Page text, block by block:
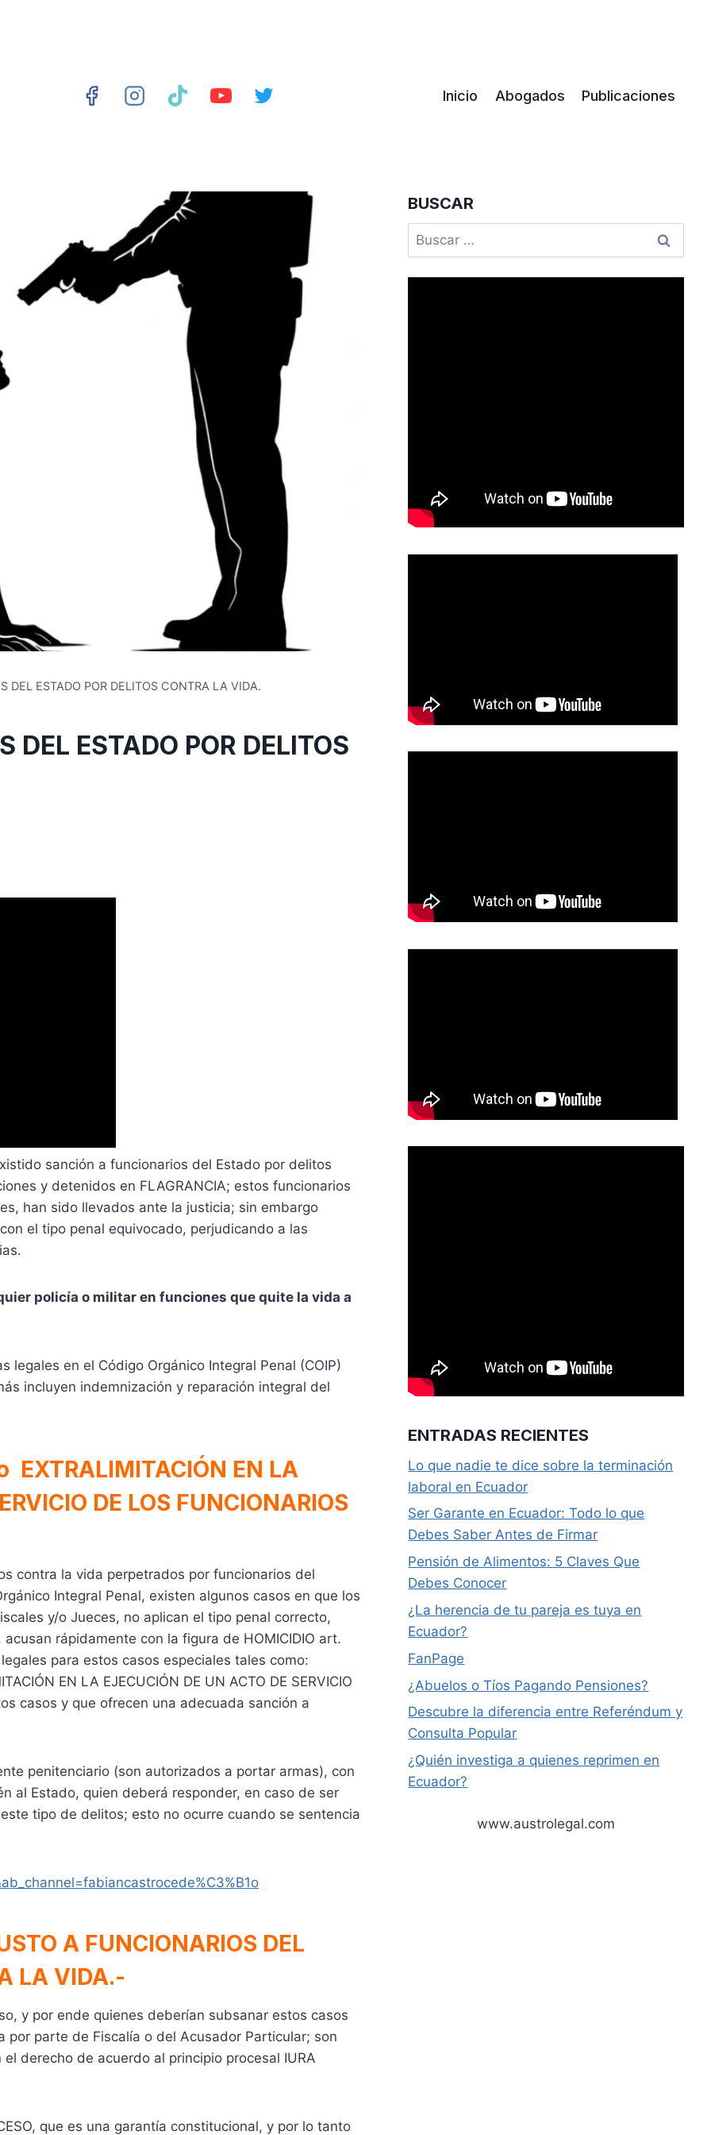
Inicio Abogados Publicaciones
DEL ESTADO POR DELITOS CONTRA LA VIDA.
DEL ESTADO POR DELITOS
sanción a funcionarios del Estado por delitos
y detenidos en FLAGRANCIA; estos funcionarios
han sido llevados ante la justicia; sin embargo
el tipo penal equivocado, perjudicando a las
policía o militar en funciones que quite la vida a
en el Código Orgánico Integral Penal (COIP)
incluyen indemnización y reparación integral del
EXTRALIMITACIÓN EN LA
DE LOS FUNCIONARIOS
contra la vida perpetrados por funcionarios del
Integral Penal, existen algunos casos en que los
y/o Jueces, no aplican el tipo penal correcto,
rápidamente con la figura de HOMICIDIO art.
para estos casos especiales tales como:
EN LA EJECUCIÓN DE UN ACTO DE SERVICIO
casos y que ofrecen una adecuada sanción a
penitenciario (son autorizados a portar armas), con
al Estado, quien deberá responder, en caso de ser
tipo de delitos; esto no ocurre cuando se sentencia
A FUNCIONARIOS DEL
LA VIDA.-
y por ende quienes deberían subsanar estos casos
parte de Fiscalía o del Acusador Particular; son
derecho de acuerdo al principio procesal IURA
que es una garantía constitucional, y por lo tanto
BUSCAR
Buscar:
ENTRADAS RECIENTES
Lo que nadie te dice sobre la terminación
laboral en Ecuador
Ser Garante en Ecuador: Todo lo que
Debes Saber Antes de Firmar
Pensión de Alimentos: 5 Claves Que
Debes Conocer
¿La herencia de tu pareja es tuya en
Ecuador?
FanPage
¿Abuelos o Tíos Pagando Pensiones?
Descubre la diferencia entre Referéndum y
Consulta Popular
¿Quién investiga a quienes reprimen en
Ecuador?
www.austrolegal.com